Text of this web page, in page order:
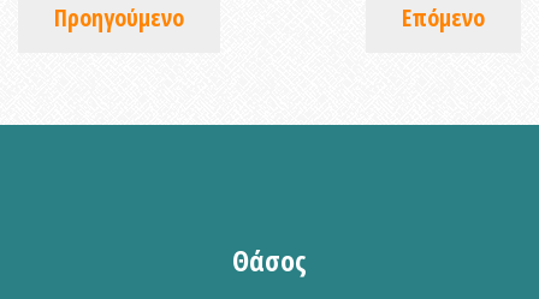
Προηγούμενο Επόμενο
Θάσος